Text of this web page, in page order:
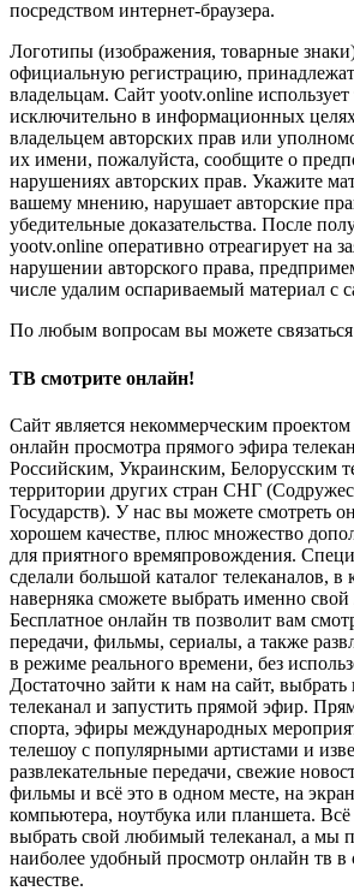
посредством интернет-браузера.
Логотипы (изображения, товарные
официальную регистрацию,
владельцам. Сайт yootv.online
исключительно в информационных
владельцем авторских прав или
их имени, пожалуйста, сообщите о
нарушениях авторских прав. Укажите
вашему мнению, нарушает авторские
убедительные доказательства. После
yootv.online оперативно отреагирует на
нарушении авторского права,
числе удалим оспариваемый материал с
По любым вопросам вы можете
ТВ смотрите онлайн!
Сайт является некоммерческим проектом
онлайн просмотра прямого эфира
Российским, Украинским, Белорусским
территории других стран СНГ
Государств). У нас вы можете смотреть
хорошем качестве, плюс множество
для приятного времяпровождения.
сделали большой каталог телеканалов, в
наверняка сможете выбрать именно
Бесплатное онлайн тв позволит вам
передачи, фильмы, сериалы, а также
в режиме реального времени, без
Достаточно зайти к нам на сайт,
телеканал и запустить прямой эфир.
спорта, эфиры международных
телешоу с популярными артистами и
развлекательные передачи, свежие
фильмы и всё это в одном месте, на
компьютера, ноутбука или планшета.
выбрать свой любимый телеканал, а мы
наиболее удобный просмотр онлайн тв
качестве.